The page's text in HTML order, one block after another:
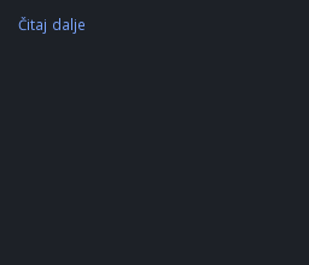
Čitaj dalje